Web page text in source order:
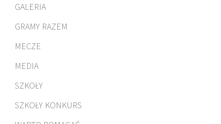
GALERIA
GRAMY RAZEM
MECZE
MEDIA
SZKOŁY
SZKOŁY KONKURS